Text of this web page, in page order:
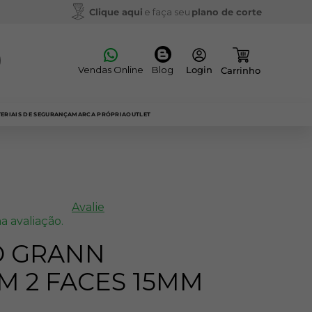
Clique aqui e faça seu plano de corte
Vendas Online Blog
DE SEGURANÇAMARCA PRÓPRIAOUTLET
avaliação.
Avalie
GRANN
2 FACES 15MM